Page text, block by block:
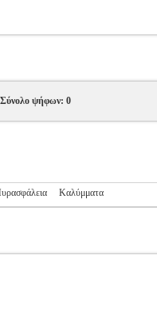
Σύνολο ψήφων: 0
Καλύμματα